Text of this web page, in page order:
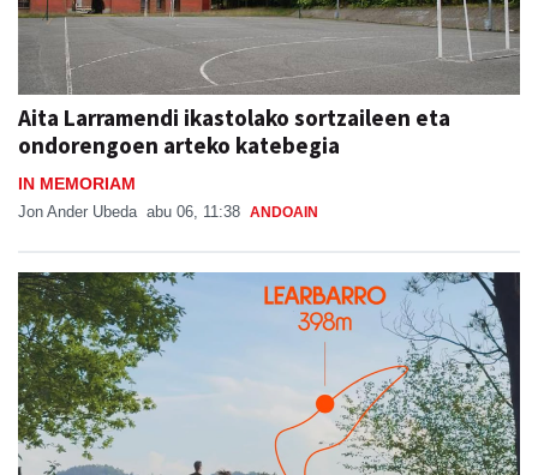
Aita Larramendi ikastolako sortzaileen eta
ondorengoen arteko katebegia
IN MEMORIAM
Jon Ander Ubeda abu 06, 11:38 ANDOAIN